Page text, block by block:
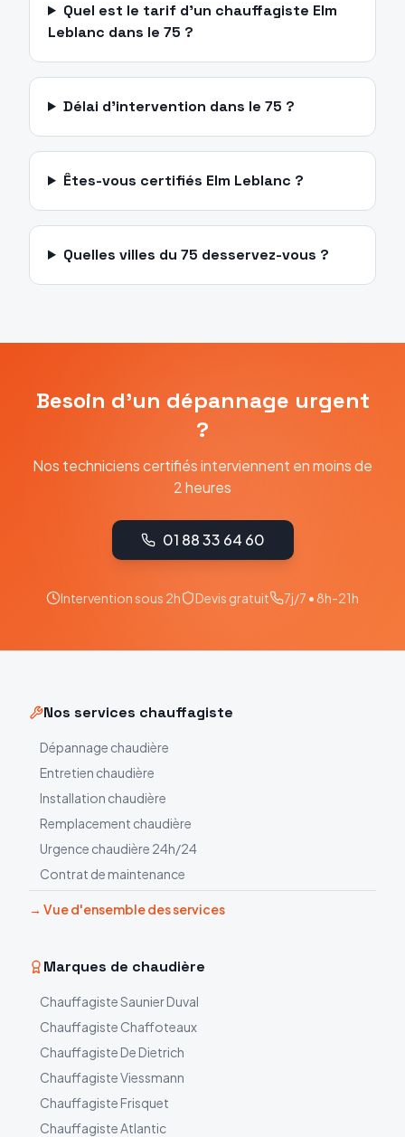
Quel est le tarif d'un chauffagiste Elm
Leblanc dans le 75 ?
Délai d'intervention dans le 75 ?
Êtes-vous certifiés Elm Leblanc ?
Quelles villes du 75 desservez-vous ?
Besoin d'un dépannage urgent
?
Nos techniciens certifiés interviennent en moins de
2 heures
01 88 33 64 60
Intervention sous 2h Devis gratuit 7j/7 • 8h-21h
Nos services chauffagiste
Dépannage chaudière
Entretien chaudière
Installation chaudière
Remplacement chaudière
Urgence chaudière 24h/24
Contrat de maintenance
→ Vue d'ensemble des services
Marques de chaudière
ChauffagisteSaunier Duval
Chauffagiste Chaffoteaux
Chauffagiste De Dietrich
ChauffagisteViessmann
Chauffagiste Frisquet
ChauffagisteAtlantic